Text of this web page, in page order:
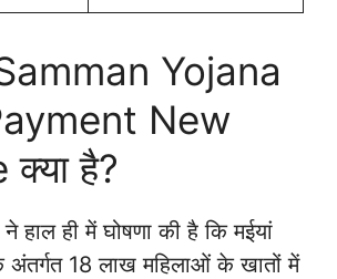
Yojana
New
है?
हाल ही में घोषणा की है कि मईयां
अंतर्गत 18 लाख महिलाओं के खातों में